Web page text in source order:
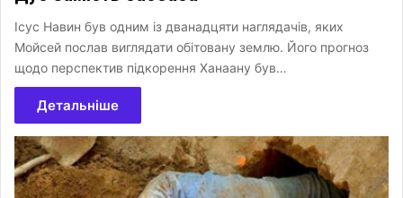
Ісус Навин був одним із дванадцяти наглядачів, яких
Мойсей послав виглядати обітовану землю. Його прогноз
щодо перспектив підкорення Ханаану був…
Детальніше